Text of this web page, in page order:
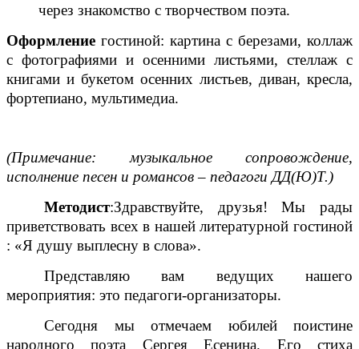
через знакомство с творчеством поэта.
Оформление гостиной: картина с березами, коллаж
с фотографиями и осенними листьями, стеллаж с
книгами и букетом осенних листьев, диван, кресла,
фортепиано, мультимедиа.
(Примечание: музыкальное сопровождение,
исполнение песен и романсов – педагоги ДД(Ю)Т.)
Методист:Здравствуйте, друзья! Мы рады
приветствовать всех в нашей литературной гостиной
: «Я душу выплесну в слова».
Представляю вам ведущих нашего
мероприятия: это педагоги-организаторы.
Сегодня мы отмечаем юбилей поистине
народного поэта Сергея Есенина. Его стиха